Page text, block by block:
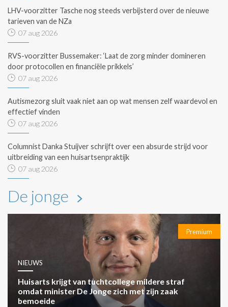
LHV-voorzitter Tasche nog steeds verbijsterd over de nieuwe
tarieven van de NZa
07 aug 2026
RVS-voorzitter Bussemaker: ‘Laat de zorg minder domineren
door protocollen en financiële prikkels’
07 aug 2026
Autismezorg sluit vaak niet aan op wat mensen zelf waardevol en
effectief vinden
07 aug 2026
Columnist Danka Stuijver schrijft over een absurde strijd voor
uitbreiding van een huisartsenpraktijk
07 aug 2026
De jonge
Premium
NIEUWS
Huisarts krijgt van tuchtcollege mildere straf
omdat minister De Jonge zich met zijn zaak
bemoeide